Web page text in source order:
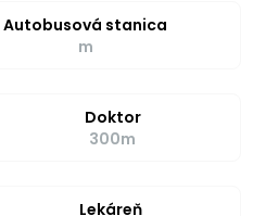
Autobusová stanica
m
Doktor
300m
Lekáreň